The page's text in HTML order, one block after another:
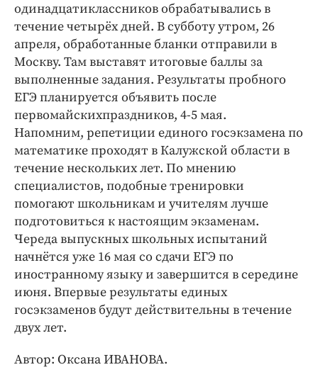
Клиника года
Бренд года
Работодатель года
одинадцатиклассников обрабатывались в
течение четырёх дней. В субботу утром, 26
апреля, обработанные бланки отправили в
Москву. Там выставят итоговые баллы за
выполненные задания. Результаты пробного
ЕГЭ планируется объявить после
первомайскихпраздников, 4-5 мая.
Напомним, репетиции единого госэкзамена по
математике проходят в Калужской области в
течение нескольких лет. По мнению
специалистов, подобные тренировки
помогают школьникам и учителям лучше
подготовиться к настоящим экзаменам.
Череда выпускных школьных испытаний
начнётся уже 16 мая со сдачи ЕГЭ по
иностранному языку и завершится в середине
июня. Впервые результаты единых
госэкзаменов будут действительны в течение
двух лет.
Автор: Оксана ИВАНОВА.